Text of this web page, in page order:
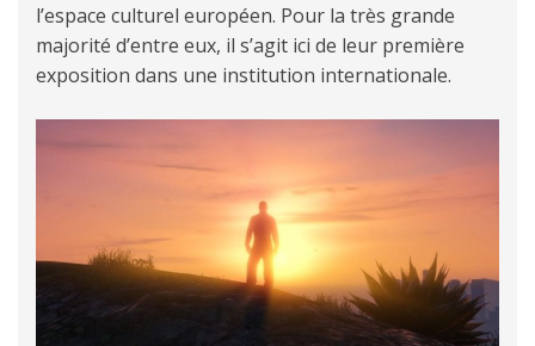
l’espace culturel européen. Pour la très grande
majorité d’entre eux, il s’agit ici de leur première
exposition dans une institution internationale.